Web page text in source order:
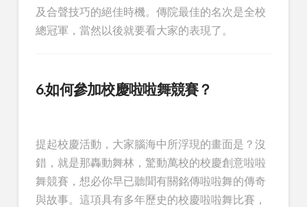
及合聲技巧的絕佳時機。傳院最佳的名次是全校
總冠軍，當然以後就要看大家的表現了。
6.如何參加校慶啦啦舞競賽？
提起校慶活動，大家腦海中所浮現的畫面是？沒
錯，就是那轟動舞林，驚動萬校的校慶創意啦啦
舞競賽，想必你早已聽聞有關銘傳啦啦舞的傳奇
與故事。這項具有多年歷史的校慶啦啦舞比賽，